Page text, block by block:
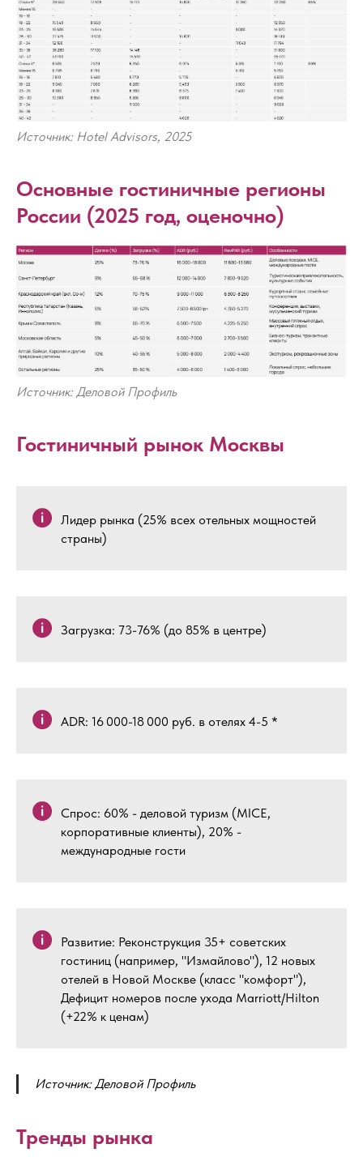
Источник: Hotel Advisors, 2025
Основные гостиничные регионы
России (2025 год, оценочно)
Источник: Деловой Профиль
Гостиничный рынок Москвы
Лидер рынка (25% всех отельных мощностей
страны)
Загрузка: 73-76% (до 85% в центре)
ADR: 16 000-18 000 руб. в отелях 4-5 *
Спрос: 60% - деловой туризм (MICE,
корпоративные клиенты), 20% -
международные гости
Развитие: Реконструкция 35+ советских
гостиниц (например, "Измайлово"), 12 новых
отелей в Новой Москве (класс "комфорт"),
Дефицит номеров после ухода Marriott/Hilton
(+22% к ценам)
Источник: Деловой Профиль
Тренды рынка